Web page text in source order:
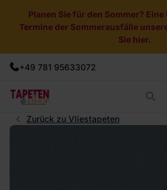
Planen Sie für den Sommer?
Termine der Sommerausfälle
Sie hier.
+49 781 95633072
Zurück zu Vliestapeten